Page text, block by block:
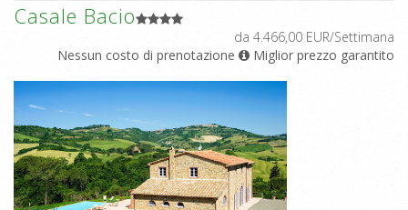
Casale Bacio
da 4.466,00 EUR/Settimana
Nessun costo di prenotazione
Miglior prezzo garantito